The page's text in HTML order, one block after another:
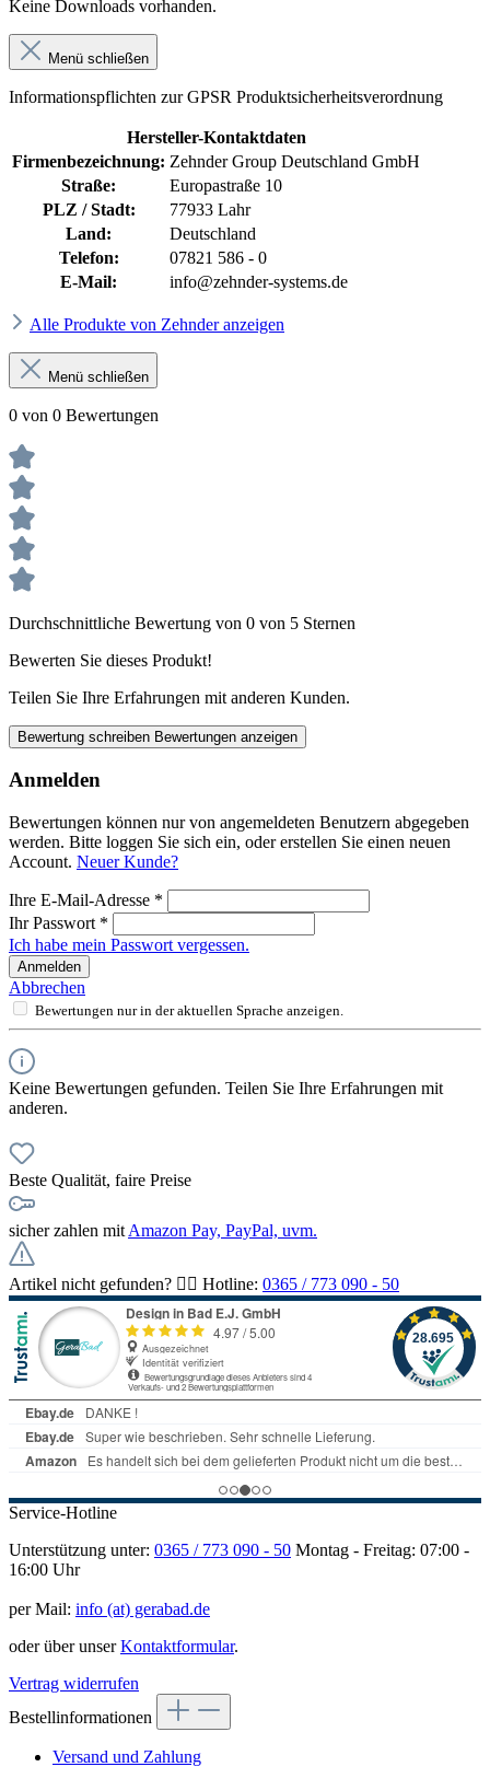
Keine Downloads vorhanden.
Menü schließen
Informationspflichten zur GPSR Produktsicherheitsverordnung
Hersteller-Kontaktdaten
Firmenbezeichnung: Zehnder Group Deutschland GmbH
Straße:
Europastraße 10
PLZ / Stadt:
77933 Lahr
Land:
Deutschland
Telefon:
07821 586 - 0
E-Mail:
info@zehnder-systems.de
Alle Produkte von Zehnder anzeigen
Menü schließen
0 von 0 Bewertungen
Durchschnittliche Bewertung von 0 von 5 Sternen
Bewerten Sie dieses Produkt!
Teilen Sie Ihre Erfahrungen mit anderen Kunden.
Bewertung schreiben Bewertungen anzeigen
Anmelden
Bewertungen können nur von angemeldeten Benutzern abgegeben
werden. Bitte loggen Sie sich ein, oder erstellen Sie einen neuen
Account. Neuer Kunde?
Ihre E-Mail-Adresse *
Ihr Passwort *
Ich habe mein Passwort vergessen.
Anmelden
Abbrechen
Bewertungen nur in der aktuellen Sprache anzeigen.
Keine Bewertungen gefunden. Teilen Sie Ihre Erfahrungen mit
anderen.
Beste Qualität, faire Preise
sicher zahlen mit Amazon Pay, PayPal, uvm.
Artikel nicht gefunden? 👉🏻 Hotline: 0365 / 773 090 - 50
Service-Hotline
Unterstützung unter: 0365 / 773 090 - 50 Montag - Freitag: 07:00 -
16:00 Uhr
per Mail: info (at) gerabad.de
oder über unserKontaktformular.
Vertrag widerrufen
Bestellinformationen
Versand und Zahlung